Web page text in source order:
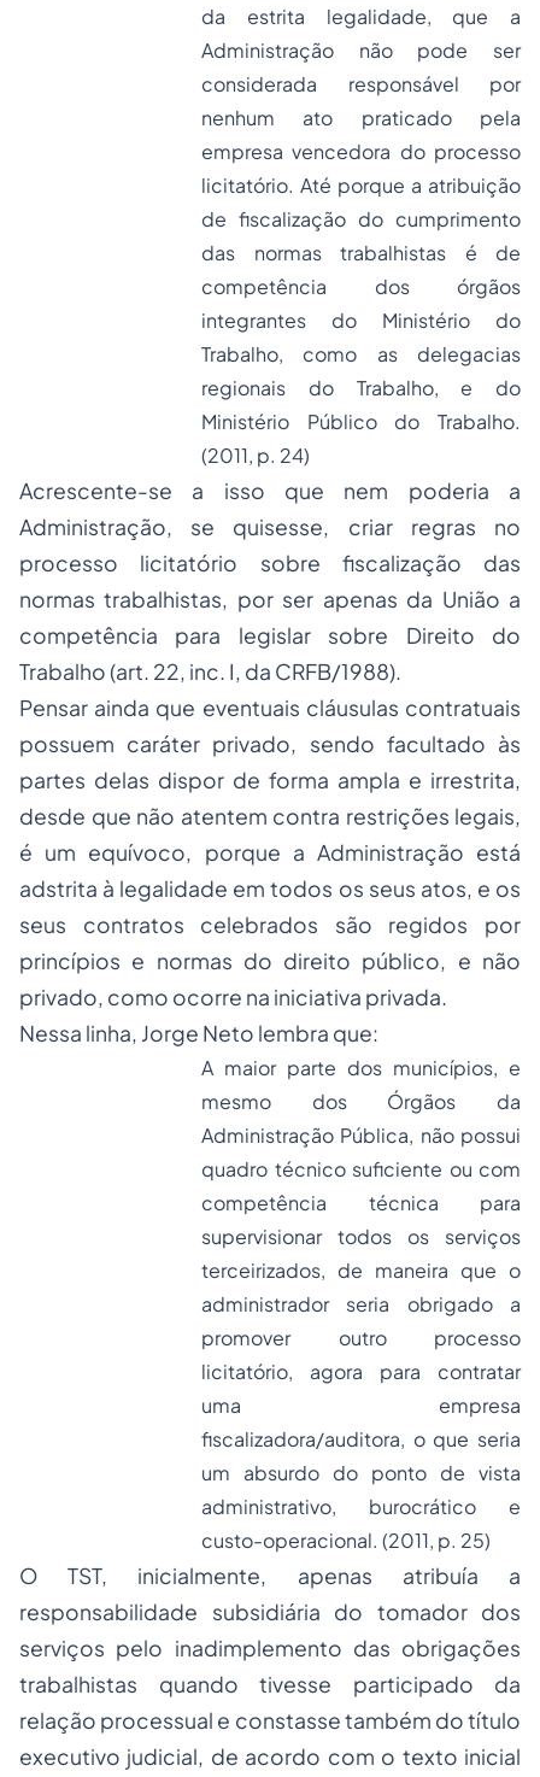
da estrita legalidade, que a
Administração não pode ser
considerada responsável por
nenhum ato praticado pela
empresa vencedora do processo
licitatório. Até porque a atribuição
de fiscalização do cumprimento
das normas trabalhistas é de
competência dos órgãos
integrantes do Ministério do
Trabalho, como as delegacias
regionais do Trabalho, e do
Ministério Público do Trabalho.
(2011, p. 24)
Acrescente-se a isso que nem poderia a
Administração, se quisesse, criar regras no
processo licitatório sobre fiscalização das
normas trabalhistas, por ser apenas da União a
competência para legislar sobre Direito do
Trabalho (art. 22, inc. I, da CRFB/1988).
Pensar ainda que eventuais cláusulas contratuais
possuem caráter privado, sendo facultado às
partes delas dispor de forma ampla e irrestrita,
desde que não atentem contra restrições legais,
é um equívoco, porque a Administração está
adstrita à legalidade em todos os seus atos, e os
seus contratos celebrados são regidos por
princípios e normas do direito público, e não
privado, como ocorre na iniciativa privada.
Nessa linha, Jorge Neto lembra que:
A maior parte dos municípios, e
mesmo dos Órgãos da
Administração Pública, não possui
quadro técnico suficiente ou com
competência técnica para
supervisionar todos os serviços
terceirizados, de maneira que o
administrador seria obrigado a
promover outro processo
licitatório, agora para contratar
uma empresa
fiscalizadora/auditora, o que seria
um absurdo do ponto de vista
administrativo, burocrático e
custo-operacional. (2011, p. 25)
O TST, inicialmente, apenas atribuía a
responsabilidade subsidiária do tomador dos
serviços pelo inadimplemento das obrigações
trabalhistas quando tivesse participado da
relação processual e constasse também do título
executivo judicial, de acordo com o texto inicial